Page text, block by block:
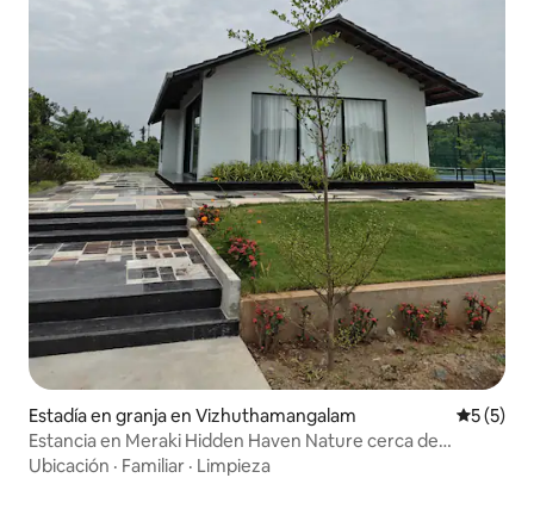
Estadía en granja en Vizhuthamangalam
5 (5)
Estancia en Meraki Hidden Haven Nature cerca de
Mahabalipuram
Ubicación · Familiar · Limpieza